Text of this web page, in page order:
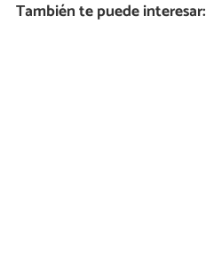
También te puede interesar: